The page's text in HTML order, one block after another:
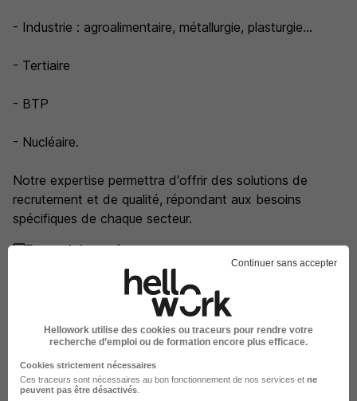
- Industrie : agroalimentaire, métallurgie, plasturgie...
- Tertiaire
- BTP
- Nucléaire.
Notre expertise permettra d'offrir des solutions de
recrutement et de qualité, répondant aux besoins
spécifiques de chaque secteur.
ForumJobs en images
Continuer sans accepter
Hellowork utilise des cookies ou traceurs pour rendre votre
recherche d’emploi ou de formation encore plus efficace.
Cookies strictement nécessaires
Ces traceurs sont nécessaires au bon fonctionnement de nos services et ne
peuvent pas être désactivés